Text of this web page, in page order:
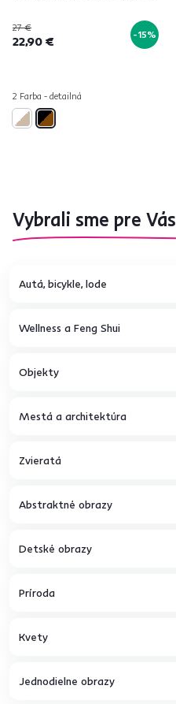
27 €
22,90 € -15%
2 Farba - detailná
Vybrali sme pre Vás
Autá, bicykle, lode
Wellness a Feng Shui
Objekty
Mestá a architektúra
Zvieratá
Abstraktné obrazy
Detské obrazy
Príroda
Kvety
Jednodielne obrazy